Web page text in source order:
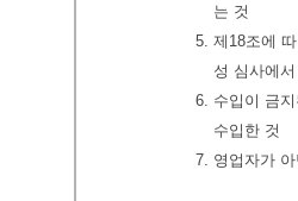
는 것
5. 제18조에
성 심사에
6. 수입이 금
수입한 것
7. 영업자가